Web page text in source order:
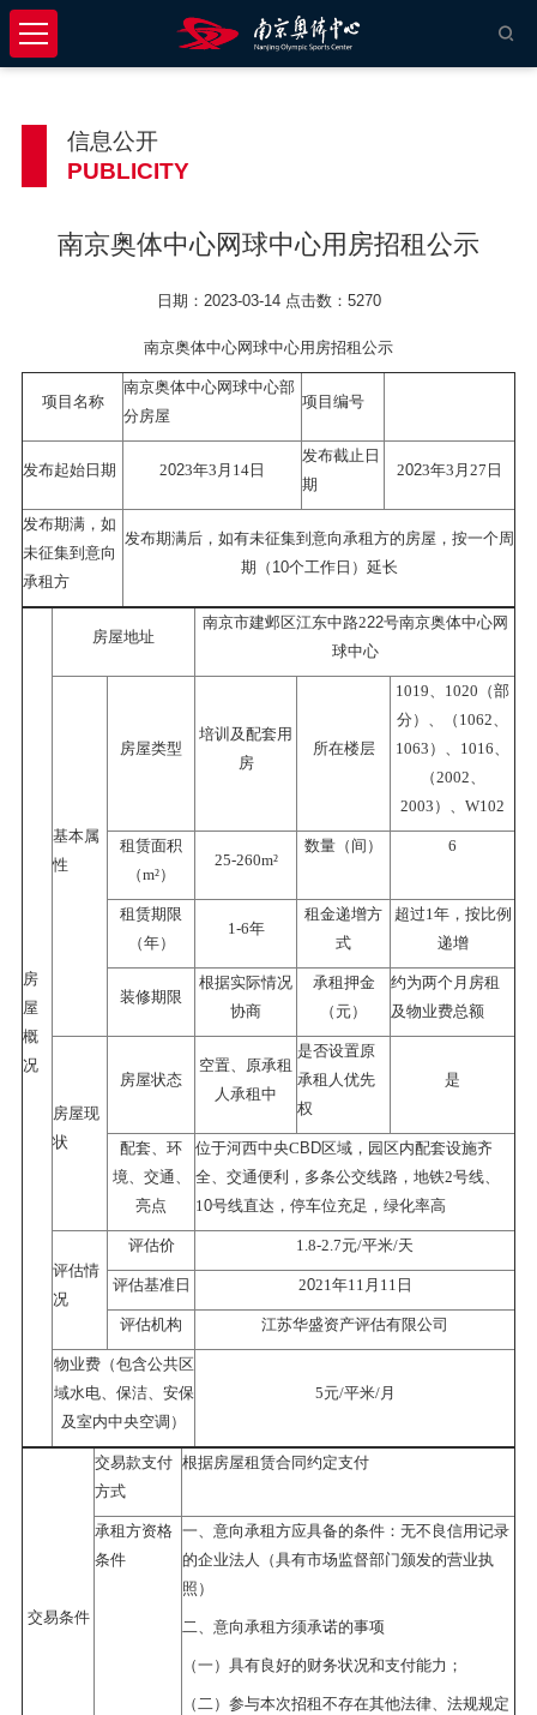
信息公开
PUBLICITY
南京奥体中心网球中心用房招租公示
日期：2023-03-14 点击数：5270
南京奥体中心网球中心用房招租公示
项目名称
南京奥体中心网球中心部
分房屋
项目编号
发布起始日期 2023年3 月 14 日
发布截止日
期
2023年3 月 27 日
发布期满，如
未征集到意向
承租方
发布期满后，如有未征集到意向承租方的房屋，按一个周
期（ 10个工作日）延长
房
屋
概
况
房屋地址
南京市建邺区江东中路222号南京奥体中心网
球中心
基本属
性
房屋类型
培训及配套用
房
所在楼层
1019 1020 （部
分）、（ 1062
1063 ）、 1016
（2002
2003 ）、 W102
租赁面积
（m²）
25-260m²
数量 （间） 6
租赁期限
（年）
1 -6年
租金递增方
式
超过1年，按比例
递增
装修期限
根据实际情况
协商
承租押金
（元）
约为两个月房租
及物业费总额
房屋现
状
房屋状态
空置、原承租
人承租中
是否设置原
承租人优先
权
是
配套、环
境、交通、
亮点
位于河西中央CBD区域，园区内配套设施齐
全、交通便利，多条公交线路，地铁2号线、
1 0号线直达，停车位充足，绿化率高
评估情
况
评估价 1.8-2.7元/平米/天
评估基准日 2021年11月11日
评估机构 江苏华盛资产评估有限公司
物业费（包含公共区
域水电、保洁、安保
及室内中央空调）
5元/平米/月
交易条件
交易款支付
方式
根据房屋租赁合同约定支付
承租方资格
条件
一、意向承租方应具备的条件：无不良信用记录
的企业法人（具有市场监督部门颁发的营业执
照）
二、意向承租方须承诺的事项
（一）具有良好的财务状况和支付能力；
（二）参与本次招租不存在其他法律、法规规定